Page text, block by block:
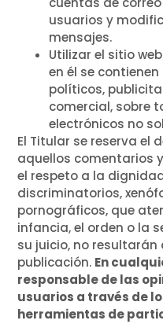
usuarios y
mensajes.
Utilizar el sitio
en él se
políticos,
comercial, sobre
electrónicos no
El Titular se reserva el
aquellos comentarios
el respeto a la
discriminatorios,
pornográficos, que
infancia, el orden o la
su juicio, no
publicación. En
responsable de las
usuarios a través de
herramientas de